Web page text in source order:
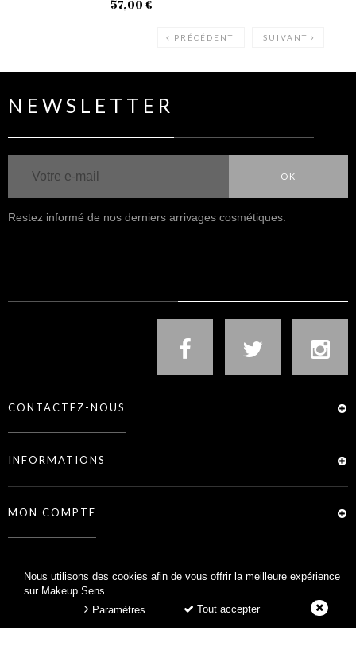
Nous utilisons des cookies afin de vous offrir la meilleure expérience
sur Makeup Sens.
Tout accepter
Paramètres
57,00 €
PRÉCÉDENT SUIVANT
NEWSLETTER
OK
Restez informé de nos derniers arrivages cosmétiques.
CONTACTEZ-NOUS
INFORMATIONS
MON COMPTE